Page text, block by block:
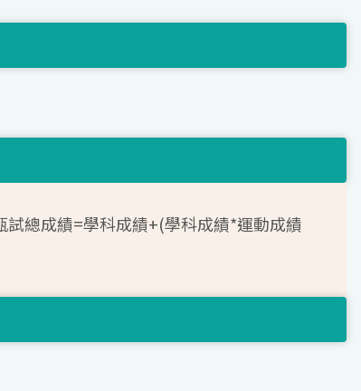
總成績=學科成績+(學科成績*運動成績